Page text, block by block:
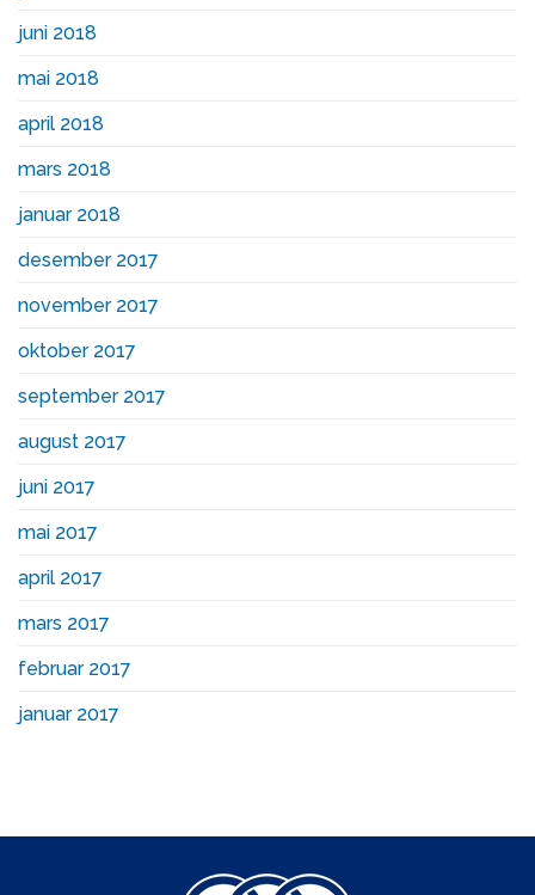
juni 2018
mai 2018
april 2018
mars 2018
januar 2018
desember 2017
november 2017
oktober 2017
september 2017
august 2017
juni 2017
mai 2017
april 2017
mars 2017
februar 2017
januar 2017